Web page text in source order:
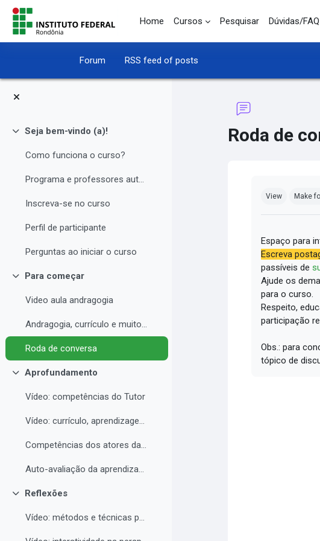
Skip to main content
Home
Cursos Pesquisar Dúvidas/FAQ
Forum RSS feed of posts
Collapse
Seja bem-vindo (a)!
Como funciona o curso?
Programa e professores autores
Inscreva-se no curso
Perfil de participante
Perguntas ao iniciar o curso
Collapse
Para começar
Video aula andragogia
Andragogia, currículo e muito mais
Roda de conversa
Collapse
Aprofundamento
Vídeo: competências do Tutor
Vídeo: currículo, aprendizagem e docência para EAD
Competências dos atores da educação a distância professor, tutor e aluno
Auto-avaliação da aprendizagem
Collapse
Reflexões
Vídeo: métodos e técnicas para EAD
Roda de
View Make
Espaço para
Escreva
passíveis de
Ajude os
para o curso.
Respeito,
participação
Obs.: para
tópico de